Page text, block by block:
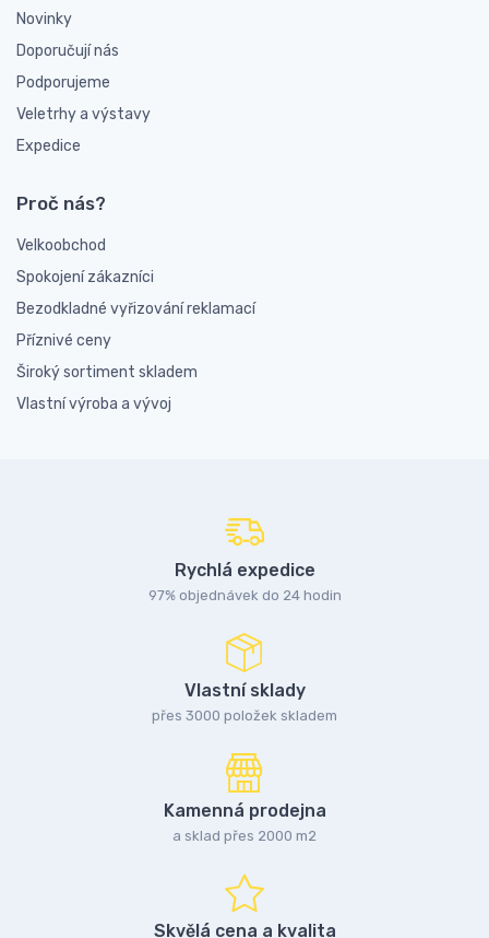
Novinky
Doporučují nás
Podporujeme
Veletrhy a výstavy
Expedice
Proč nás?
Velkoobchod
Spokojení zákazníci
Bezodkladné vyřizování reklamací
Příznivé ceny
Široký sortiment skladem
Vlastní výroba a vývoj
Rychlá expedice
97% objednávek do 24 hodin
Vlastní sklady
přes 3000 položek skladem
Kamenná prodejna
a sklad přes 2000 m2
Skvělá cena a kvalita